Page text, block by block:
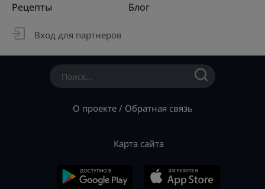
Рецепты
Блог
Вход для партнеров
О проекте/ Обратная связь
Карта сайта